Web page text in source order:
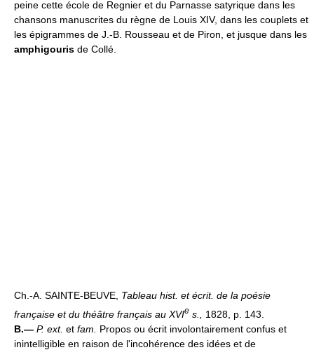
peine cette école de Regnier et du Parnasse satyrique dans les
chansons manuscrites du règne de Louis XIV, dans les couplets et
les épigrammes de J.-B. Rousseau et de Piron, et jusque dans les
amphigouris de Collé.
Ch.-A. SAINTE-BEUVE, Tableau hist. et écrit. de la poésie
française et du théâtre français au XVIe s., 1828, p. 143.
B.— P. ext. et fam. Propos ou écrit involontairement confus et
inintelligible en raison de l'incohérence des idées et de